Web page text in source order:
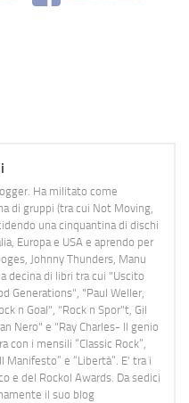
Ha militato come
di gruppi (tra cui Not Moving,
una cinquantina di dischi
Europa e USA e aprendo per
Johnny Thunders, Manu
decina di libri tra cui "Uscito
Generations", "Paul Weller,
n Goal", "Rock n Spor"t, Gil
Nero" e "Ray Charles- Il genio
con i mensili “Classic Rock”,
Manifesto” e “Libertà”. E' tra i
e del Rockol Awards. Da sedici
il suo blog